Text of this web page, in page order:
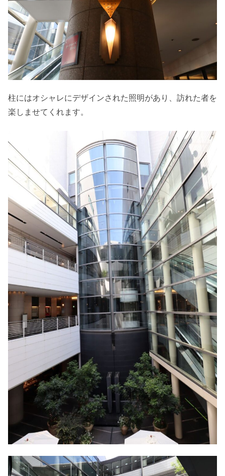
柱にはオシャレにデザインされた照明があり、訪れた者を
楽しませてくれます。